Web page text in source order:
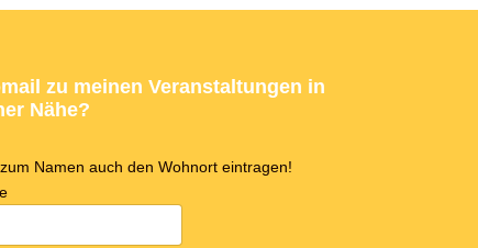
zu meinen Veranstaltungen in
Nähe?
Namen auch den Wohnort eintragen!